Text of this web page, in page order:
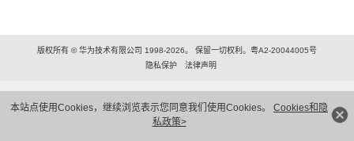
本站点使用Cookies，继续浏览表示您同意我们使用Cookies。 Cookies和隐
私政策>
版权所有 © 华为技术有限公司 1998-2026。 保留一切权利。粤A2-20044005号
隐私保护
法律声明